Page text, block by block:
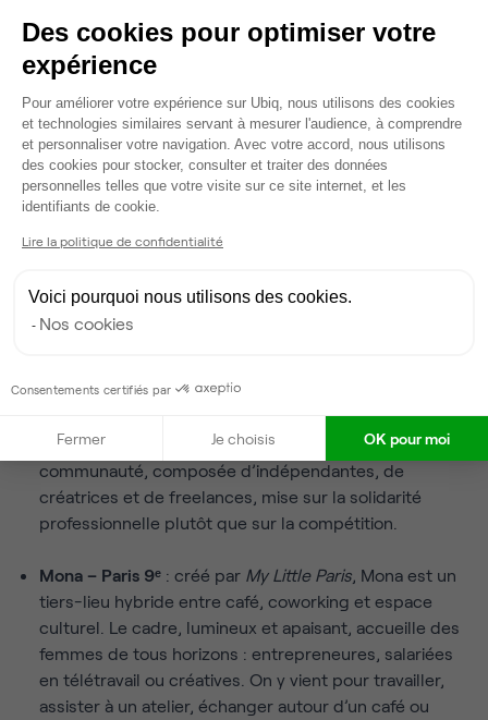
Les formules varient : abonnement mensuel, pass à la
journée ou location d’espaces à l’heure, comme une
de coworking à Paris
qui souhaitentobtenir une surface plus grande dans un
coworking, ces espaces s’adaptent souvent à la taille de
l’équipe et à l’évolution du projet.
Où trouver un coworking
féministe en France. On y trouve un open space
chaleureux, des bureaux partagés, une cuisine
commune et un programme d’ateliers réguliers. La
communauté, composée d’indépendantes, de
créatrices et de freelances, mise sur la solidarité
professionnelle plutôt que sur la compétition.
Mona – Paris 9ᵉ : créé par My Little Paris, Mona est un
tiers-lieu hybride entre café, coworking et espace
culturel. Le cadre, lumineux et apaisant, accueille des
femmes de tous horizons : entrepreneures, salariées
en télétravail ou créatives. On y vient pour travailler,
assister à un atelier, échanger autour d’un café ou
Des cookies pour optimiser votre
expérience
Plateforme de Gestion du
Pour améliorer votre expérience sur Ubiq, nous utilisons des cookies
et technologies similaires servant à mesurer l'audience, à comprendre
et personnaliser votre navigation. Avec votre accord, nous utilisons
des cookies pour stocker, consulter et traiter des données
personnelles telles que votre visite sur ce site internet, et les
identifiants de cookie.
Lire la politique de confidentialité
Voici pourquoi nous utilisons des cookies.
Nos cookies
Consentements certifiés par
Fermer Je choisis OK pour moi